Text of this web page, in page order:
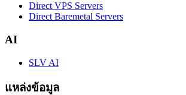
Direct VPS Servers
Direct Baremetal Servers
AI
SLV AI
แหล่งข้อมูล